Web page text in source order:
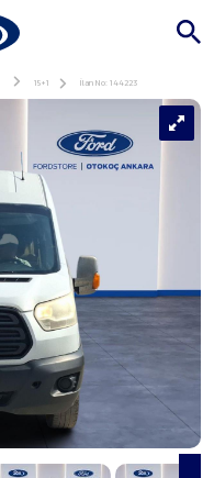
15+1 İlan No: 144223